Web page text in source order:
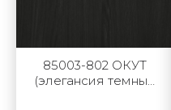
85003-802 ОКУТ
(элегансия темный